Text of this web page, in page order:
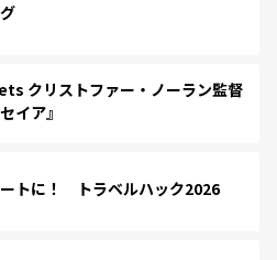
クリストファー・ノーラン監督
イア』
トに！ トラベルハック2026